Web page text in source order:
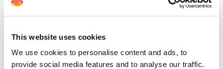
This website uses cookies
We use cookies to personalise content and ads, to
provide social media features and to analyse our traffic.
Mejor valor 24 1 - 2 de 2 artículos